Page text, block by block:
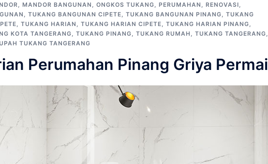
, MANDOR BANGUNAN , ONGKOS TUKANG, PERUMAHAN , RENOVASI,
, TUKANG BANGUNAN CIPETE, TUKANG BANGUNAN PINANG, TUKANG
, TUKANG HARIAN , TUKANG HARIAN CIPETE, TUKANG HARIAN PINANG,
KOTA TANGERANG, TUKANG PINANG, TUKANG RUMAH , TUKANG TANGERANG,
UPAH TUKANG TANGERANG
Perumahan Pinang Griya Permai